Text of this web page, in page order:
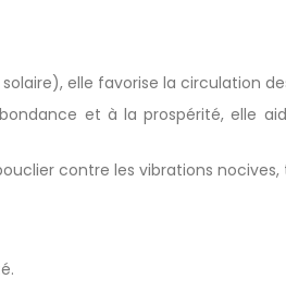
elle favorise la circulation
et à la prospérité, elle
contre les vibrations